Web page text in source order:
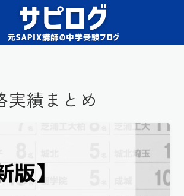
実績まとめ